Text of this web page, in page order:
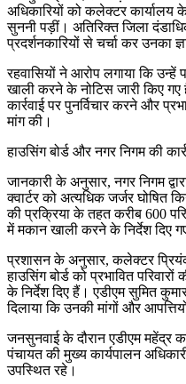
अधिकारियों को कलेक्टर कार्यालय
सुननी पड़ीं। अतिरिक्त जिला
प्रदर्शनकारियों से चर्चा कर उनका
रहवासियों ने आरोप लगाया कि उन्हें
खाली करने के नोटिस जारी किए
कार्रवाई पर पुनर्विचार करने और
मांग की।
हाउसिंग बोर्ड और नगर निगम की
जानकारी के अनुसार, नगर निगम
क्वार्टर को अत्यधिक जर्जर घोषित
की प्रक्रिया के तहत करीब 600
में मकान खाली करने के निर्देश दिए
प्रशासन के अनुसार, कलेक्टर
हाउसिंग बोर्ड को प्रभावित
के निर्देश दिए हैं। एडीएम सुमित
दिलाया कि उनकी मांगों और
जनसुनवाई के दौरान एडीएम महेंद्र
पंचायत की मुख्य कार्यपालन
उपस्थित रहे।